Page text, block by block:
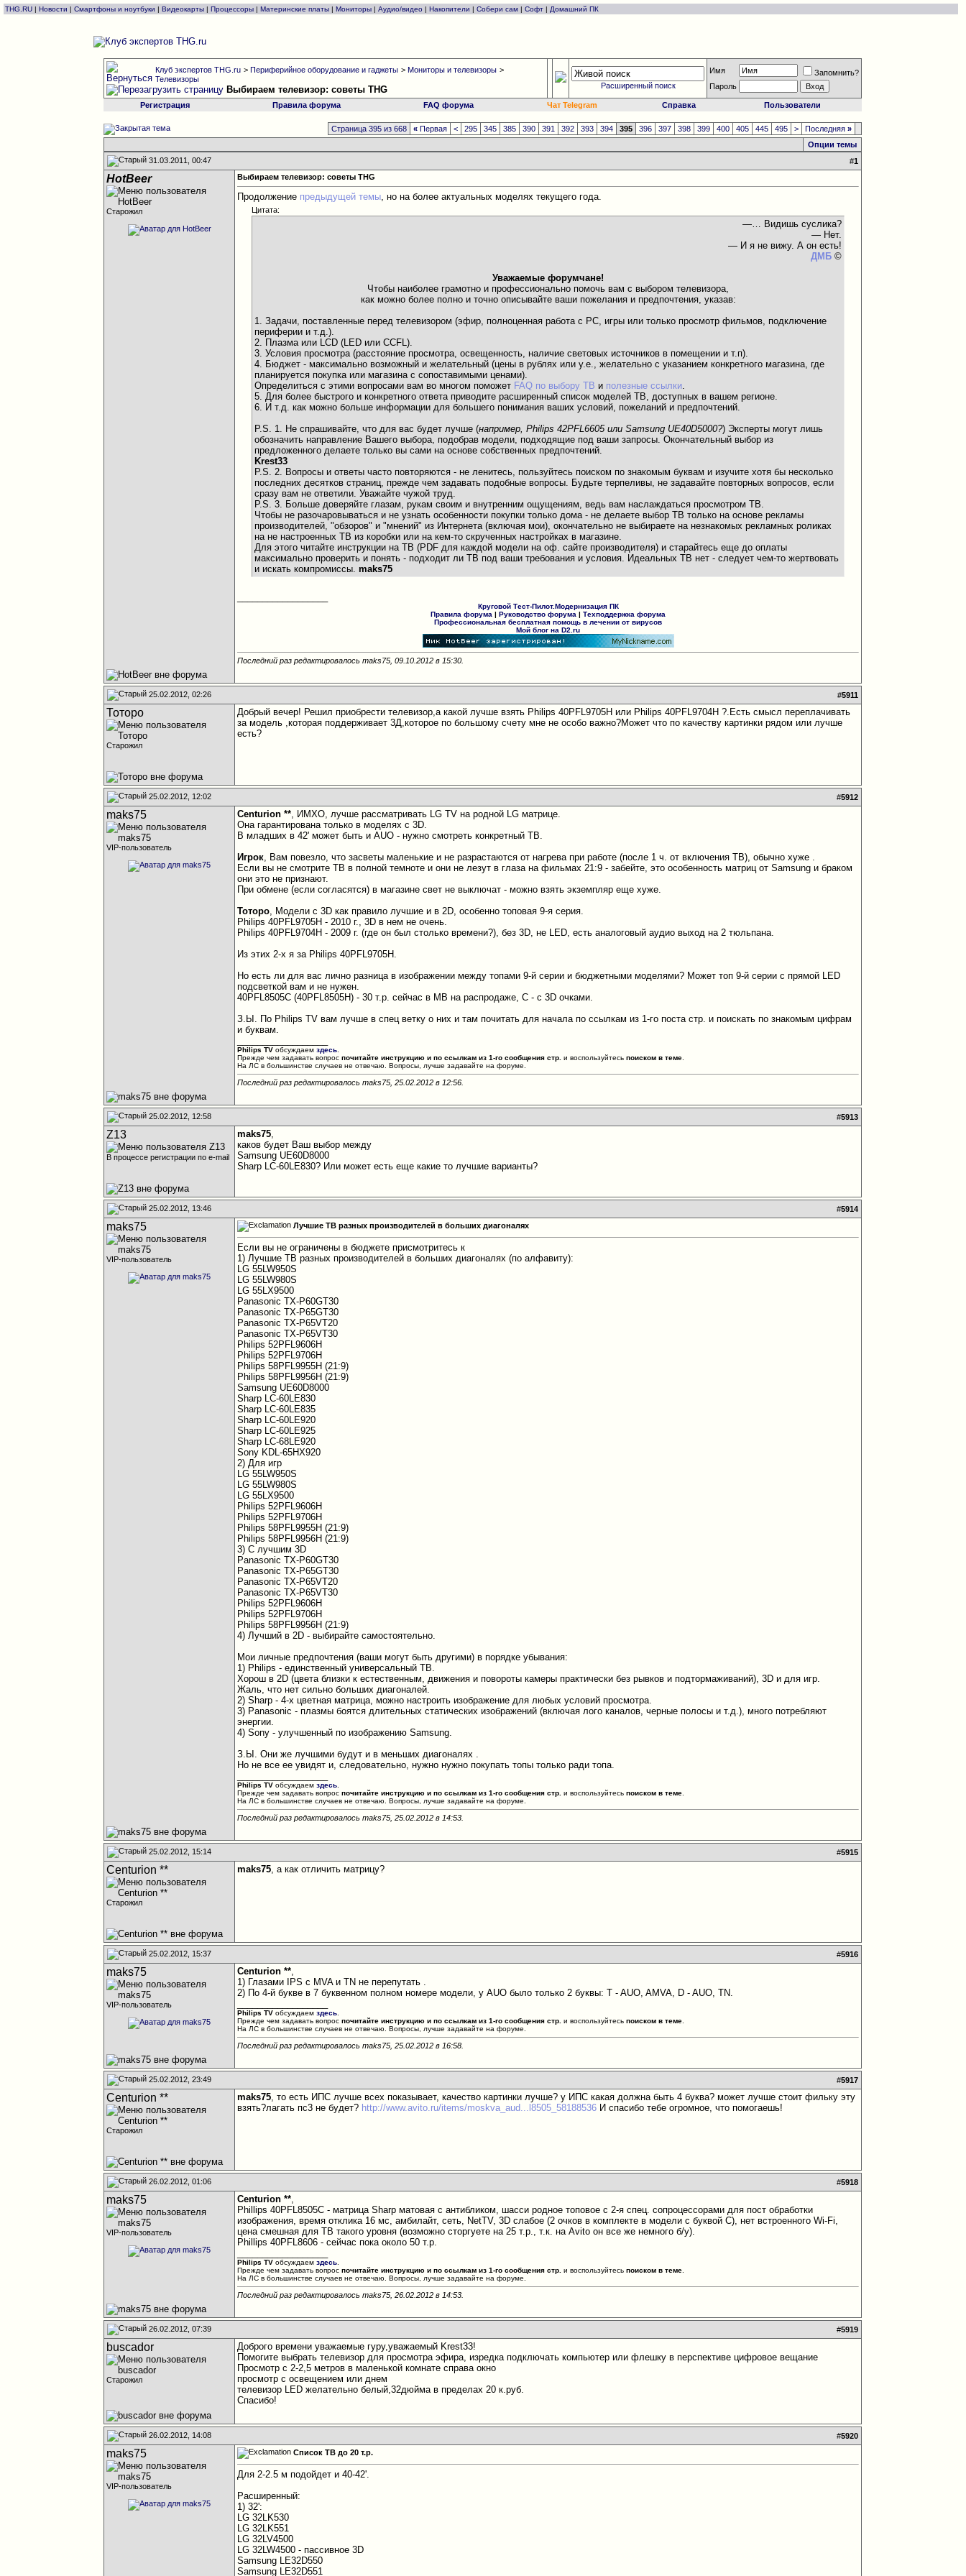
THG.RU | Новости | Смартфоны и ноутбуки | Видеокарты | Процессоры | Материнские платы | Мониторы | Аудио/видео | Накопители | Собери сам | Софт | Домашний ПК
Клуб экспертов THG.ru >Периферийное оборудование и гаджеты >Мониторы и телевизоры >
Телевизоры
Выбираем телевизор: советы THG Расширенный поиск
Имя
Запомнить?
Пароль
Регистрация Правила форума FAQ форума Чат Telegram Справка Пользователи
Страница 395 из 668 « Первая < 295 345 385 390 391 392 393 394 395 396 397 398 399 400 405 445 495 > Последняя»
Опции темы
31.03.2011, 00:47
#1
HotBeer
Старожил
Выбираем телевизор: советы THG
Продолжение предыдущей темы, но на более актуальных моделях текущего года.
Цитата:
—… Видишь суслика?
— Нет.
— И я не вижу. А он есть!
ДМБ ©
Уважаемые форумчане!
Чтобы наиболее грамотно и профессионально помочь вам с выбором телевизора,
как можно более полно и точно описывайте ваши пожелания и предпочтения, указав:
1. Задачи, поставленные перед телевизором (эфир, полноценная работа с PC, игры или только просмотр фильмов, подключение
периферии и т.д.).
2. Плазма или LCD (LED или CCFL).
3. Условия просмотра (расстояние просмотра, освещенность, наличие световых источников в помещении и т.п).
4. Бюджет - максимально возможный и желательный (цены в рублях или у.е., желательно с указанием конкретного магазина, где
планируется покупка или магазина с сопоставимыми ценами).
Определиться с этими вопросами вам во многом поможет FAQ по выбору ТВ и полезные ссылки.
5. Для более быстрого и конкретного ответа приводите расширенный список моделей ТВ, доступных в вашем регионе.
6. И т.д. как можно больше информации для большего понимания ваших условий, пожеланий и предпочтений.
P.S. 1. Не спрашивайте, что для вас будет лучше (например, Philips 42PFL6605 или Samsung UE40D5000?) Эксперты могут лишь
обозначить направление Вашего выбора, подобрав модели, подходящие под ваши запросы. Окончательный выбор из
предложенного делаете только вы сами на основе собственных предпочтений.
Krest33
P.S. 2. Вопросы и ответы часто повторяются - не ленитесь, пользуйтесь поиском по знакомым буквам и изучите хотя бы несколько
последних десятков страниц, прежде чем задавать подобные вопросы. Будьте терпеливы, не задавайте повторных вопросов, если
сразу вам не ответили. Уважайте чужой труд.
P.S. 3. Больше доверяйте глазам, рукам своим и внутренним ощущениям, ведь вам наслаждаться просмотром ТВ.
Чтобы не разочаровываться и не узнать особенности покупки только дома - не делаете выбор ТВ только на основе рекламы
производителей, "обзоров" и "мнений" из Интернета (включая мои), окончательно не выбираете на незнакомых рекламных роликах
на не настроенных ТВ из коробки или на кем-то скрученных настройках в магазине.
Для этого читайте инструкции на ТВ (PDF для каждой модели на оф. сайте производителя) и старайтесь еще до оплаты
максимально проверить и понять - подходит ли ТВ под ваши требования и условия. Идеальных ТВ нет - следует чем-то жертвовать
и искать компромиссы.maks75
Круговой Тест-Пилот.Модернизация ПК
Правила форума |Руководство форума |Техподдержка форума
Профессиональная бесплатная помощь в лечении от вирусов
Мой блог на D2.ru
Последний раз редактировалось maks75, 09.10.2012 в 15:30
25.02.2012, 02:26 #5911
Тоторо
Старожил
Добрый вечер! Решил приобрести телевизор,а какой лучше взять Philips 40PFL9705H или Philips 40PFL9704H ?.Есть смысл переплачивать
за модель ,которая поддерживает 3Д,которое по большому счету мне не особо важно?Может что по качеству картинки рядом или лучше
есть?
25.02.2012, 12:02 #5912
maks75
VIP-пользователь
Centurion **, ИМХО, лучше рассматривать LG TV на родной LG матрице.
Она гарантирована только в моделях с 3D.
В младших в 42' может быть и AUO - нужно смотреть конкретный ТВ.
Игрок, Вам повезло, что засветы маленькие и не разрастаются от нагрева при работе (после 1 ч. от включения ТВ), обычно хуже .
Если вы не смотрите ТВ в полной темноте и они не лезут в глаза на фильмах 21:9 - забейте, это особенность матриц от Samsung и браком
они это не признают.
При обмене (если согласятся) в магазине свет не выключат - можно взять экземпляр еще хуже.
Тоторо, Модели с 3D как правило лучшие и в 2D, особенно топовая 9-я серия.
Philips 40PFL9705H - 2010 г., 3D в нем не очень.
Philips 40PFL9704H - 2009 г. (где он был столько времени?), без 3D, не LED, есть аналоговый аудио выход на 2 тюльпана.
Из этих 2-х я за Philips 40PFL9705H.
Но есть ли для вас лично разница в изображении между топами 9-й серии и бюджетными моделями? Может топ 9-й серии с прямой LED
подсветкой вам и не нужен.
40PFL8505С (40PFL8505H) - 30 т.р. сейчас в МВ на распродаже, С - с 3D очками.
З.Ы. По Philips TV вам лучше в спец ветку о них и там почитать для начала по ссылкам из 1-го поста стр. и поискать по знакомым цифрам
и буквам.
Philips TV обсуждаемздесь
Прежде чем задавать вопроспочитайте инструкцию и по ссылкам из 1-го сообщения стр. и воспользуйтесьпоиском в теме
На ЛС в большинстве случаев не отвечаю. Вопросы, лучше задавайте на форуме.
Последний раз редактировалось maks75, 25.02.2012 в 12:56
25.02.2012, 12:58 #5913
Z13
В процессе регистрации по e-mail
maks75,
каков будет Ваш выбор между
Samsung UE60D8000
Sharp LC-60LE830? Или может есть еще какие то лучшие варианты?
25.02.2012, 13:46 #5914
maks75
VIP-пользователь
Лучшие ТВ разных производителей в больших диагоналях
Если вы не ограничены в бюджете присмотритесь к
1) Лучшие ТВ разных производителей в больших диагоналях (по алфавиту):
LG 55LW950S
LG 55LW980S
LG 55LX9500
Panasonic TX-P60GT30
Panasonic TX-P65GT30
Panasonic TX-P65VT20
Panasonic TX-P65VT30
Philips 52PFL9606H
Philips 52PFL9706H
Philips 58PFL9955H (21:9)
Philips 58PFL9956H (21:9)
Samsung UE60D8000
Sharp LC-60LE830
Sharp LC-60LE835
Sharp LC-60LE920
Sharp LC-60LE925
Sharp LC-68LE920
Sony KDL-65HX920
2) Для игр
LG 55LW950S
LG 55LW980S
LG 55LX9500
Philips 52PFL9606H
Philips 52PFL9706H
Philips 58PFL9955H (21:9)
Philips 58PFL9956H (21:9)
3) С лучшим 3D
Panasonic TX-P60GT30
Panasonic TX-P65GT30
Panasonic TX-P65VT20
Panasonic TX-P65VT30
Philips 52PFL9606H
Philips 52PFL9706H
Philips 58PFL9956H (21:9)
4) Лучший в 2D - выбирайте самостоятельно.
Мои личные предпочтения (ваши могут быть другими) в порядке убывания:
1) Philips - единственный универсальный ТВ.
Хорош в 2D (цвета близки к естественным, движения и повороты камеры практически без рывков и подтормаживаний), 3D и для игр.
Жаль, что нет сильно больших диагоналей.
2) Sharp - 4-х цветная матрица, можно настроить изображение для любых условий просмотра.
3) Panasonic - плазмы боятся длительных статических изображений (включая лого каналов, черные полосы и т.д.), много потребляют
энергии.
4) Sony - улучшенный по изображению Samsung.
З.Ы. Они же лучшими будут и в меньших диагоналях .
Но не все ее увидят и, следовательно, нужно нужно покупать топы только ради топа.
Philips TV обсуждаемздесь.
Прежде чем задавать вопроспочитайте инструкцию и по ссылкам из 1-го сообщения стр. и воспользуйтесьпоиском в теме.
На ЛС в большинстве случаев не отвечаю. Вопросы, лучше задавайте на форуме.
Последний раз редактировалось maks75, 25.02.2012 в 14:53
25.02.2012, 15:14 #5915
Centurion **
Старожил
maks75, а как отличить матрицу?
25.02.2012, 15:37 #5916
maks75
VIP-пользователь
Centurion **,
1) Глазами IPS с MVA и ТN не перепутать .
2) По 4-й букве в 7 буквенном полном номере модели, у AUO было только 2 буквы: T - AUO, AMVA, D - AUO, TN.
Philips TV обсуждаемздесь
Прежде чем задавать вопроспочитайте инструкцию и по ссылкам из 1-го сообщения стр. и воспользуйтесьпоиском в теме
На ЛС в большинстве случаев не отвечаю. Вопросы, лучше задавайте на форуме.
Последний раз редактировалось maks75, 25.02.2012 в 16:58
25.02.2012, 23:49 #5917
Centurion **
Старожил
maks75, то есть ИПС лучше всех показывает, качество картинки лучше? у ИПС какая должна быть 4 буква? может лучше стоит фильку эту
взять?лагать пс3 не будет? http://www.avito.ru/items/moskva_aud...l8505_58188536 И спасибо тебе огромное, что помогаешь!
26.02.2012, 01:06 #5918
maks75
VIP-пользователь
Centurion **,
Phillips 40PFL8505С - матрица Sharp матовая с антибликом, шасси родное топовое с 2-я спец. сопроцессорами для пост обработки
изображения, время отклика 16 мс, амбилайт, сеть, NetTV, 3D слабое (2 очков в комплекте в модели с буквой С), нет встроенного Wi-Fi,
цена смешная для ТВ такого уровня (возможно сторгуете на 25 т.р., т.к. на Avito он все же немного б/у).
Phillips 40PFL8606 - сейчас пока около 50 т.р.
Philips TV обсуждаемздесь
Прежде чем задавать вопроспочитайте инструкцию и по ссылкам из 1-го сообщения стр. и воспользуйтесьпоиском в теме
На ЛС в большинстве случаев не отвечаю. Вопросы, лучше задавайте на форуме.
Последний раз редактировалось maks75, 26.02.2012 в 14:53
26.02.2012, 07:39 #5919
buscador
Старожил
Доброго времени уважаемые гуру,уважаемый Krest33!
Помогите выбрать телевизор для просмотра эфира, изредка подключать компьютер или флешку в перспективе цифровое вещание
Просмотр с 2-2,5 метров в маленькой комнате справа окно
просмотр с освещением или днем
телевизор LED желательно белый,32дюйма в пределах 20 к.руб.
Спасибо!
26.02.2012, 14:08 #5920
maks75
VIP-пользователь
Список ТВ до 20 т.р.
Для 2-2.5 м подойдет и 40-42'.
Расширенный:
1) 32':
LG 32LK530
LG 32LK551
LG 32LV4500
LG 32LW4500 - пассивное 3D
Samsung LE32D550
Samsung LE32D551